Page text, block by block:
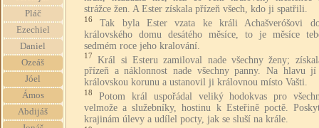
Pláč
Ezechiel
Daniel
Ozeáš
Jóel
Ámos
Abdijáš
strážce žen. A Ester získala přízeň všech, kdo ji spatřili.
16
Tak byla Ester vzata ke králi Achašveróšovi
královského domu desátého měsíce, to je měsíce
sedmém roce jeho kralování.
17
Král si Esteru zamiloval nade všechny ženy;
přízeň a náklonnost nade všechny panny. Na hlavu
královskou korunu a ustanovil ji královnou místo Vašti.
18
Potom král uspořádal veliký hodokvas pro
velmože a služebníky, hostinu k Esteřině poctě.
krajinám úlevy a udílel pocty, jak se sluší na krále.